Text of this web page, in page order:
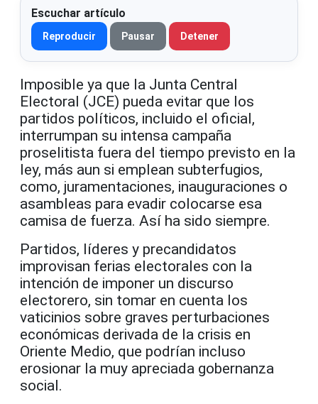
Escuchar artículo
Reproducir Pausar Detener
Imposible ya que la Junta Central
Electoral (JCE) pueda evitar que los
partidos políticos, incluido el oficial,
interrumpan su intensa campaña
proselitista fuera del tiempo previsto en la
ley, más aun si emplean subterfugios,
como, juramentaciones, inauguraciones o
asambleas para evadir colocarse esa
camisa de fuerza. Así ha sido siempre.
Partidos, líderes y precandidatos
improvisan ferias electorales con la
intención de imponer un discurso
electorero, sin tomar en cuenta los
vaticinios sobre graves perturbaciones
económicas derivada de la crisis en
Oriente Medio, que podrían incluso
erosionar la muy apreciada gobernanza
social.